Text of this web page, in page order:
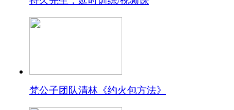
梵公子团队清林《约火包方法》